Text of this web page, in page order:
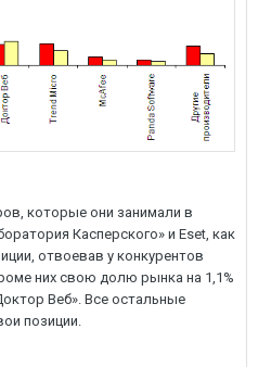
которые они занимали в
Касперского» и Eset, как
отвоевав у конкурентов
них свою долю рынка на 1,1%
Веб». Все остальные
позиции.